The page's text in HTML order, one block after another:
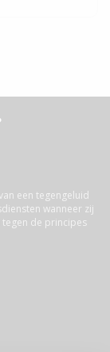
een tegengeluid
wanneer zij
de principes